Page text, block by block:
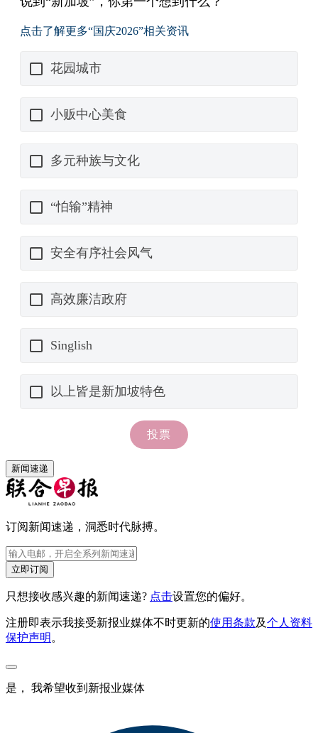
新闻速递
订阅新闻速递，洞悉时代脉搏。
立即订阅
只想接收感兴趣的新闻速递? 点击设置您的偏好。
注册即表示我接受新报业媒体不时更新的使用条款及个人资料
保护声明 。
是， 我希望收到新报业媒体